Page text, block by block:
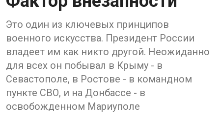
Это один из ключевых принципов
военного искусства. Президент России
владеет им как никто другой. Неожиданно
для всех он побывал в Крыму - в
Севастополе, в Ростове - в командном
пункте СВО, и на Донбассе - в
освобожденном Мариуполе